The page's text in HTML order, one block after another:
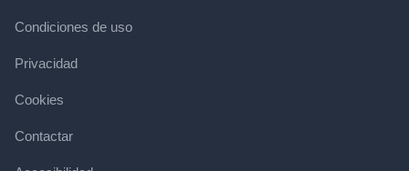
Condiciones de uso
Privacidad
Cookies
Contactar